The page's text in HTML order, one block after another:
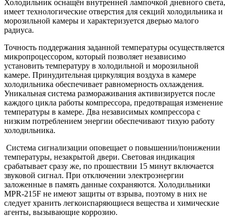
Холодильник оснащён внутренней лампочкой дневного света,
имеет технологические отверстия для секций холодильника и
морозильной камеры и характеризуется дверью малого
радиуса.
Точность поддержания заданной температуры осуществляется
микропроцессором, который позволяет независимо
установить температуру в холодильной и морозильной
камере. Принудительная циркуляция воздуха в камере
холодильника обеспечивает равномерность охлаждения.
Уникальная система размораживания активизируется после
каждого цикла работы компрессора, предотвращая изменение
температуры в камере. Два независимых компрессора с
низким потреблением энергии обеспечивают тихую работу
холодильника.
Система сигнализации оповещает о повышении/понижении
температуры, незакрытой двери. Световая индикация
срабатывает сразу же, по прошествии 15 минут включается
звуковой сигнал. При отключении электроэнергии
заложенные в память данные сохраняются. Холодильники
MPR-215F не имеют защиты от взрыва, поэтому в них не
следует хранить легкоиспаряющиеся вещества и химические
агенты, вызывающие коррозию.